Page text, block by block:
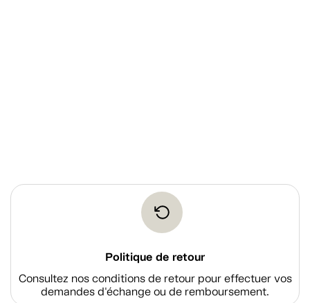
Politique de retour
Consultez nos conditions de retour pour effectuer vos
demandes d'échange ou de remboursement.